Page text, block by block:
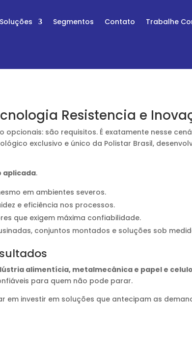
Soluções Segmentos Contato Trabalhe
Resistencia e
são requisitos. É exatamente nesse
exclusivo e único da Polistar Brasil,
aplicada.
em ambientes severos.
e eficiência nos processos.
que exigem máxima confiabilidade.
conjuntos montados e soluções sob
alimentícia, metalmecânica e papel e
para quem não pode parar.
em investir em soluções que antecipam as